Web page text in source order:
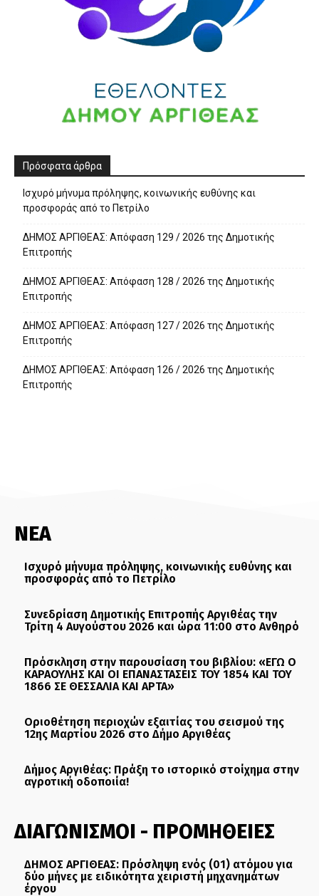
Πρόσφατα άρθρα
Ισχυρό μήνυμα πρόληψης, κοινωνικής ευθύνης και
προσφοράς από το Πετρίλο
ΔΗΜΟΣ ΑΡΓΙΘΕΑΣ: Απόφαση 129 / 2026 της Δημοτικής
Επιτροπής
ΔΗΜΟΣ ΑΡΓΙΘΕΑΣ: Απόφαση 128 / 2026 της Δημοτικής
Επιτροπής
ΔΗΜΟΣ ΑΡΓΙΘΕΑΣ: Απόφαση 127 / 2026 της Δημοτικής
Επιτροπής
ΔΗΜΟΣ ΑΡΓΙΘΕΑΣ: Απόφαση 126 / 2026 της Δημοτικής
Επιτροπής
ΝΕΑ
Ισχυρό μήνυμα πρόληψης, κοινωνικής ευθύνης και
προσφοράς από το Πετρίλο
Συνεδρίαση Δημοτικής Επιτροπής Αργιθέας την
Τρίτη 4 Αυγούστου 2026 και ώρα 11:00 στο Ανθηρό
Πρόσκληση στην παρουσίαση του βιβλίου: «ΕΓΩ Ο
ΚΑΡΑΟΥΛΗΣ ΚΑΙ ΟΙ ΕΠΑΝΑΣΤΑΣΕΙΣ ΤΟΥ 1854 ΚΑΙ ΤΟΥ
1866 ΣΕ ΘΕΣΣΑΛΙΑ ΚΑΙ ΑΡΤΑ»
Οριοθέτηση περιοχών εξαιτίας του σεισμού της
12ης Μαρτίου 2026 στο Δήμο Αργιθέας
Δήμος Αργιθέας: Πράξη το ιστορικό στοίχημα στην
αγροτική οδοποιία!
ΔΙΑΓΩΝΙΣΜΟΙ - ΠΡΟΜΗΘΕΙΕΣ
ΔΗΜΟΣ ΑΡΓΙΘΕΑΣ: Πρόσληψη ενός (01) ατόμου για
δύο μήνες με ειδικότητα χειριστή μηχανημάτων
έργου